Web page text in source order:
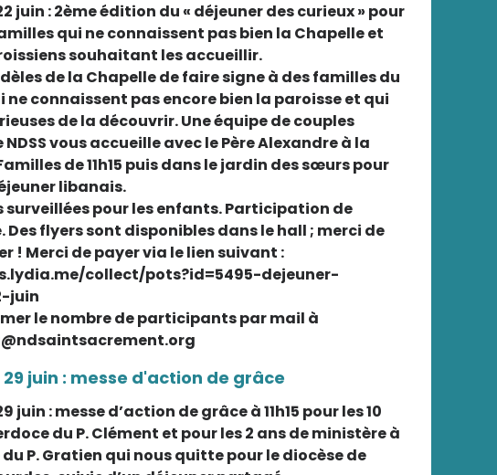
juin : 2ème édition du « déjeuner des curieux » pour
qui ne connaissent pas bien la Chapelle et
souhaitant les accueillir.
de la Chapelle de faire signe à des familles du
connaissent pas encore bien la paroisse et qui
de la découvrir. Une équipe de couples
vous accueille avec le Père Alexandre à la
de 11h15 puis dans le jardin des sœurs pour
libanais.
pour les enfants. Participation de
flyers sont disponibles dans le hall ; merci de
! Merci de payer via le lien suivant :
collect/pots?id=5495-dejeuner-
juin
le nombre de participants par mail à
juin : messe d'action de grâce
juin : messe d’action de grâce à 11h15 pour les 10
du P. Clément et pour les 2 ans de ministère à
P. Gratien qui nous quitte pour le diocèse de